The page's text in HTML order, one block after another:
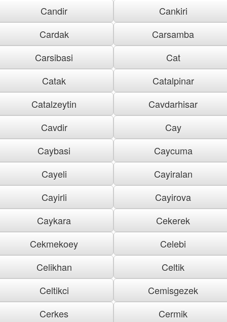
Candir
Cankiri
Cardak
Carsamba
Carsibasi
Cat
Catak
Catalpinar
Catalzeytin
Cavdarhisar
Cavdir
Cay
Caybasi
Caycuma
Cayeli
Cayiralan
Cayirli
Cayirova
Caykara
Cekerek
Cekmekoey
Celebi
Celikhan
Celtik
Celtikci
Cemisgezek
Cerkes
Cermik